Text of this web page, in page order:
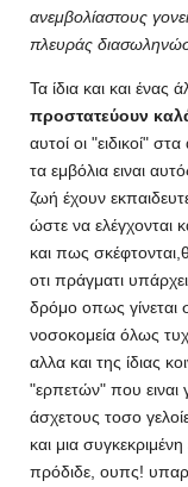
ανεμβολίαστους
πλευράς
Τα ίδια και και ένας
προστατεύουν
αυτοί οι "ειδικοί"
τα εμβόλια ειναι
ζωή έχουν
ώστε να ελέγχονται
και πως
οτι πράγματι
δρόμο οπως γίνεται
νοσοκομεία όλως
αλλα και της ίδιας
"ερπετών" που ειναι
άσχετους τοσο
και μια
πρόδιδε, ουπς!